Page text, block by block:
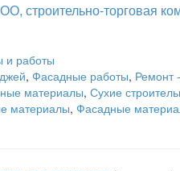
строительно-торговая
и работы
, Фасадные работы, Ремонт
материалы, Сухие
материалы, Фасадные